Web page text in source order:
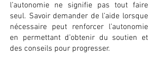
l’autonomie ne signifie pas tout faire
seul. Savoir demander de l’aide lorsque
nécessaire peut renforcer l’autonomie
en permettant d’obtenir du soutien et
des conseils pour progresser.